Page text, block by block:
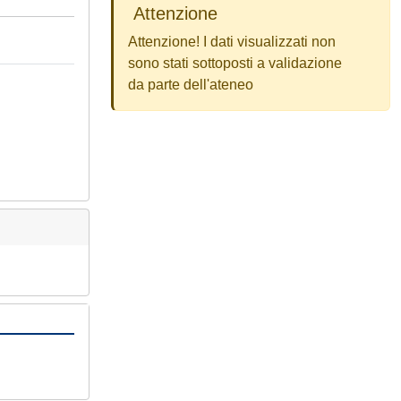
Attenzione
Attenzione! I dati visualizzati non
sono stati sottoposti a validazione
da parte dell'ateneo